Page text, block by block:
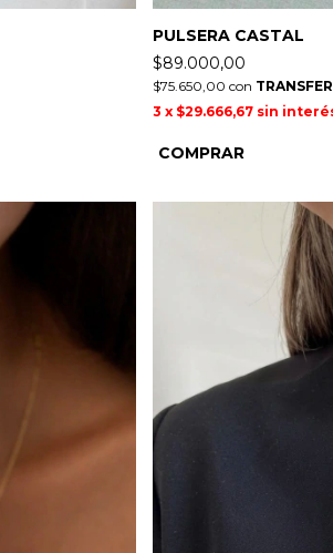
PULSERA CASTAL
$89.000,00
$75.650,00 con
3 x $29.666,67 sin